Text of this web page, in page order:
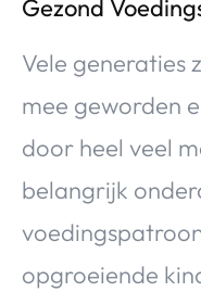
Gezond
Vele generaties
mee geworden
door heel veel
belangrijk
opgroeiende